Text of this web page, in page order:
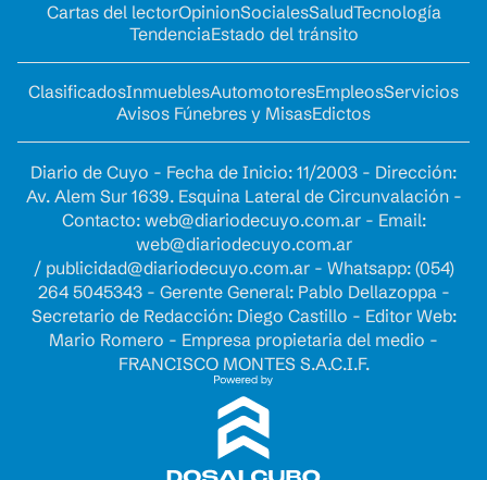
Cartas del lectorOpinionSocialesSaludTecnología
TendenciaEstado del tránsito
ClasificadosInmueblesAutomotoresEmpleosServicios
Avisos Fúnebres y MisasEdictos
Diario de Cuyo - Fecha de Inicio: 11/2003 - Dirección:
Av. Alem Sur 1639. Esquina Lateral de Circunvalación -
Contacto: web@diariodecuyo.com.ar- Email:
web@diariodecuyo.com.ar
/ publicidad@diariodecuyo.com.ar- Whatsapp: (054)
264 5045343 - Gerente General: Pablo Dellazoppa -
Secretario de Redacción: Diego Castillo - Editor Web:
Mario Romero - Empresa propietaria del medio -
FRANCISCO MONTES S.A.C.I.F.